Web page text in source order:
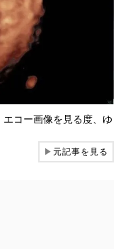
エコー画像を見る度、ゆ
▶元記事を見る